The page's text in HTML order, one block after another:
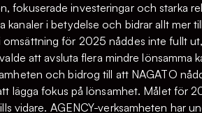
fokuserade investeringar och starka
kanaler i betydelse och bidrar allt mer
för 2025 nåddes inte fullt
att avsluta flera mindre lönsamma
och bidrog till att NAGATO
lägga fokus på lönsamhet. Målet för
vidare. AGENCY-verksamheten har